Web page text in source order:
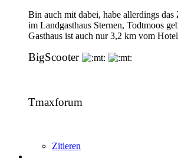
Bin auch mit dabei, habe allerdings
im Landgasthaus Sternen, Todtmoos
Gasthaus ist auch nur 3,2 km vom
BigScooter
Tmaxforum
Zitieren